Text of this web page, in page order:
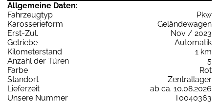
Allgemeine Daten:
Fahrzeugtyp
Pkw
Karosserieform
Geländewagen
Erst-Zul.
Nov / 2023
Getriebe
Automatik
Kilometerstand
1 km
Anzahl der Türen
5
Farbe
Rot
Standort
Zentrallager
Lieferzeit
ab ca. 10.08.2026
Unsere Nummer
T0040363